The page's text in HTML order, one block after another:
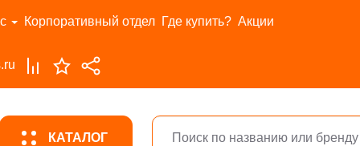
Корпоративный отдел Где купить? Акции
КАТАЛОГ